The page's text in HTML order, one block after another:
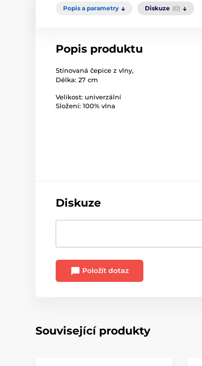
Popis a parametry Diskuze (0)
Popis produktu
Stínovaná čepice z vlny,
Délka: 27 cm
Velikost: univerzální
Složení: 100% vlna
Diskuze
Položit dotaz
Související produkty